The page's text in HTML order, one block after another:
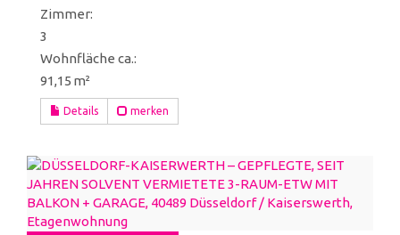
Zimmer:
3
Wohnfläche ca.:
91,15 m²
Details merken